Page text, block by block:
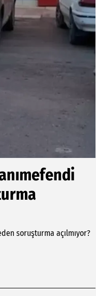
soruşturma açılmıyor?